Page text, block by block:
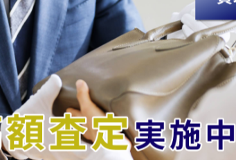
目指しています。皆様のご来店を心より
買取#買取専門店#買取店#無料査定#出
ジュエリー買取#アクセサリー買取#記